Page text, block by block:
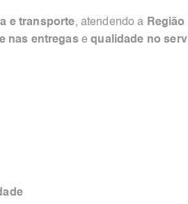
e transporte, atendendo a
nas entregasequalidade no